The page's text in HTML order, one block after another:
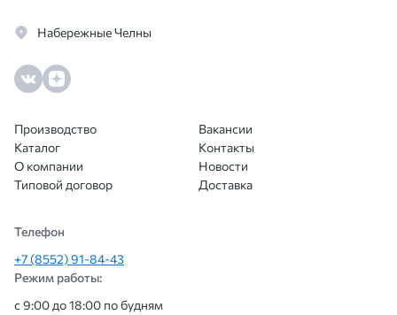
Набережные Челны
Производство
Каталог
О компании
Типовой договор
Вакансии
Контакты
Новости
Доставка
Телефон
+7 (8552) 91-84-43
Режим работы:
с 9:00 до 18:00 по будням